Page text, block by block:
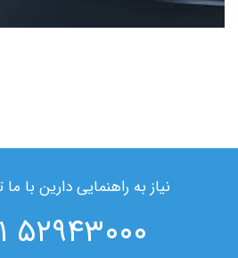
نیاز به راهنمایی دارین با
۵۲۹۴۳۰۰۰ ۰۲۱